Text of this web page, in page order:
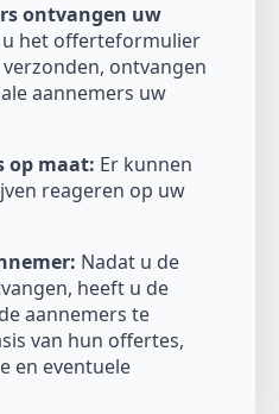
ontvangen uw
het offerteformulier
ontvangen
aannemers uw
op maat: Er kunnen
reageren op uw
Nadat u de
heeft u de
aannemers te
van hun offertes,
en eventuele